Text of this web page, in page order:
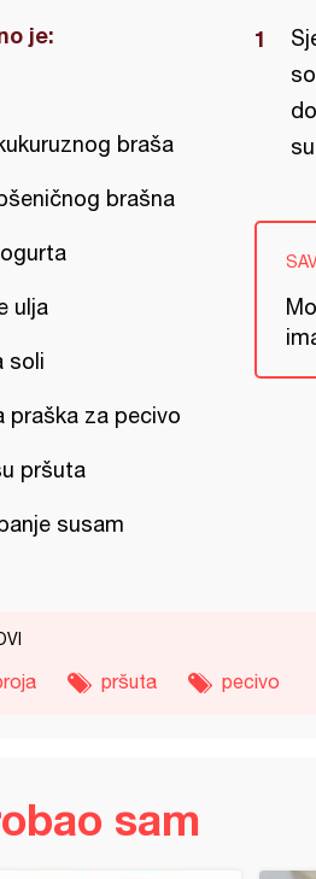
je:
braša
brašna
ulja
soli
praška za pecivo
pršuta
susam
pršuta pecivo
sam